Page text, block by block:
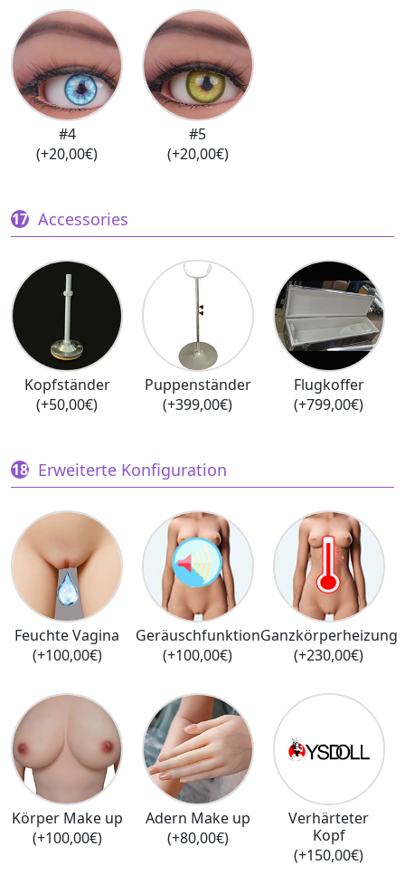
#4
(+20,00€)
#5
(+20,00€)
Accessories
Kopfständer
(+50,00€)
Puppenständer
(+399,00€)
Flugkoffer
(+799,00€)
Erweiterte Konfiguration
Feuchte Vagina
(+100,00€)
Geräuschfunktion
(+100,00€)
Ganzkörperheizung
(+230,00€)
Körper Make up
(+100,00€)
Adern Make up
(+80,00€)
Verhärteter
Kopf
(+150,00€)